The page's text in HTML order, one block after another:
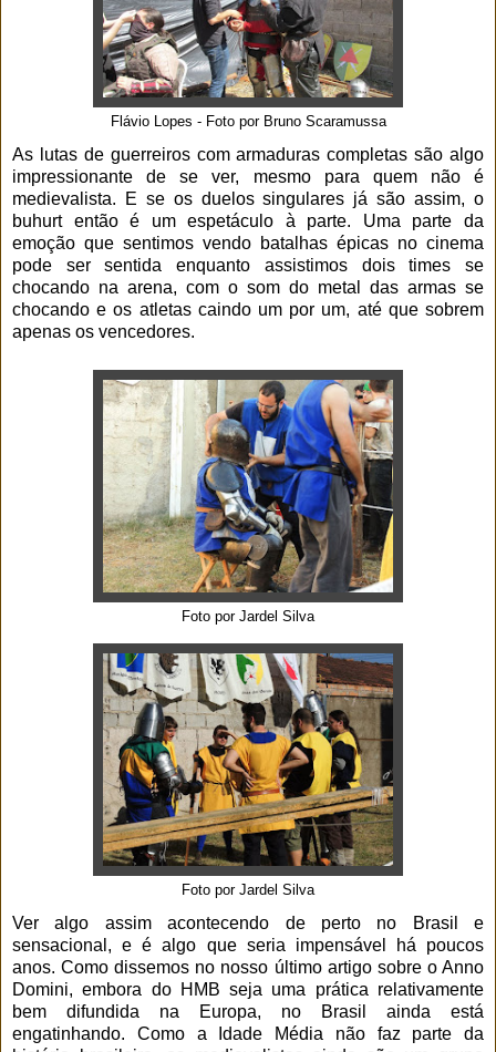
Flávio Lopes - Foto por Bruno Scaramussa
As lutas de guerreiros com armaduras completas são algo
impressionante de se ver, mesmo para quem não é
medievalista. E se os duelos singulares já são assim, o
buhurt então é um espetáculo à parte. Uma parte da
emoção que sentimos vendo batalhas épicas no cinema
pode ser sentida enquanto assistimos dois times se
chocando na arena, com o som do metal das armas se
chocando e os atletas caindo um por um, até que sobrem
apenas os vencedores.
Foto por Jardel Silva
Foto por Jardel Silva
Ver algo assim acontecendo de perto no Brasil e
sensacional, e é algo que seria impensável há poucos
anos. Como dissemos no nosso último artigo sobre o Anno
Domini, embora do HMB seja uma prática relativamente
bem difundida na Europa, no Brasil ainda está
engatinhando. Como a Idade Média não faz parte da